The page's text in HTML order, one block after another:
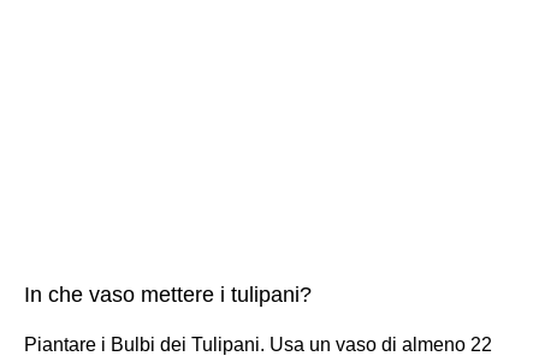
In che vaso mettere i tulipani?
Piantare i Bulbi dei Tulipani. Usa un vaso di almeno 22